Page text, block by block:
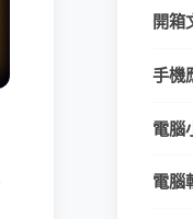
開箱
手機
電腦
電腦